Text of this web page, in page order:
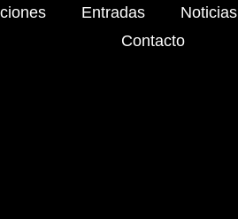
Entradas Noticias
Contacto